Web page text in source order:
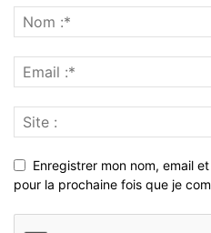
Enregistrer mon nom, email
pour la prochaine fois que je